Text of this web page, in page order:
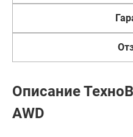
Описание
AWD